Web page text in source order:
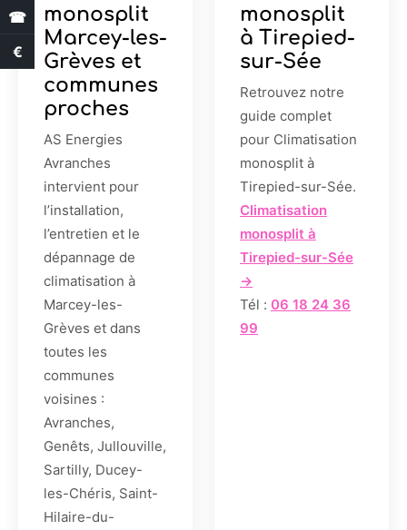
monosplit
Marcey-les-
Grèves et
communes
proches
AS Energies
Avranches
intervient pour
l’installation,
l’entretien et le
dépannage de
climatisation à
Marcey-les-
Grèves et dans
toutes les
communes
voisines :
Avranches,
Genêts, Jullouville,
Sartilly, Ducey-
les-Chéris, Saint-
Hilaire-du-
monosplit
à Tirepied-
sur-Sée
Retrouvez notre
guide complet
pour Climatisation
monosplit à
Tirepied-sur-Sée.
Climatisation
monosplit à
Tirepied-sur-Sée
→
Tél : 06 18 24 36
99
☎
€
Estimation des aides